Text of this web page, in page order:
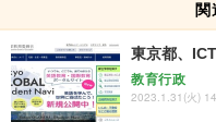
関
東京都、
教育行政
2023.1.31(火)